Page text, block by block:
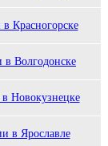
Красногорске
Волгодонске
Новокузнецке
в Ярославле